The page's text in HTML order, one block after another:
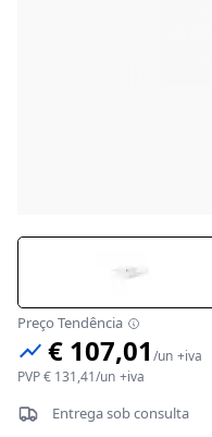
Preço Tendência
€ 107,01 /un +iva
PVP€ 131,41/un +iva
Entrega sob consulta